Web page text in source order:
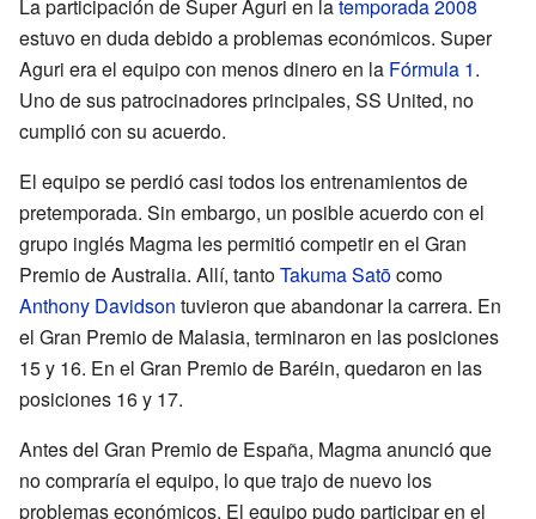
La participación de Super Aguri en latemporada 2008
estuvo en duda debido a problemas económicos. Super
Aguri era el equipo con menos dinero en la Fórmula 1.
Uno de sus patrocinadores principales, SS United, no
cumplió con su acuerdo.
El equipo se perdió casi todos los entrenamientos de
pretemporada. Sin embargo, un posible acuerdo con el
grupo inglés Magma les permitió competir en el Gran
Premio de Australia. Allí, tantoTakuma Satōcomo
Anthony Davidson tuvieron que abandonar la carrera. En
el Gran Premio de Malasia, terminaron en las posiciones
15 y 16. En el Gran Premio de Baréin, quedaron en las
posiciones 16 y 17.
Antes del Gran Premio de España, Magma anunció que
no compraría el equipo, lo que trajo de nuevo los
problemas económicos. El equipo pudo participar en el